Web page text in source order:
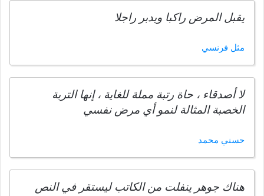
يقبل المرض راكبا ويدبر راجلا
مثل فرنسي
لا أصدقاء ، حاة رتبة مملة للغاية ، إنھا التربة
الخصبة المثالة لنمو أي مرض نفسي
حسني محمد
هناك جوهر ينفلت من الكاتب ليستقر في النص